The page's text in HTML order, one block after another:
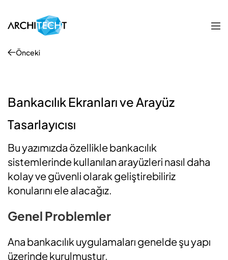
Önceki
Bankacılık Ekranları ve Arayüz
Tasarlayıcısı
Bu yazımızda özellikle bankacılık
sistemlerinde kullanılan arayüzleri nasıl daha
kolay ve güvenli olarak geliştirebiliriz
konularını ele alacağız.
Genel Problemler
Ana bankacılık uygulamaları genelde şu yapı
üzerinde kurulmuştur.